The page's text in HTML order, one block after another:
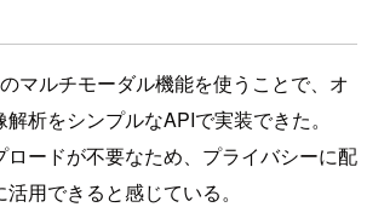
マルチモーダル機能を使うことで、オ
析をシンプルなAPIで実装できた。
ードが不要なため、プライバシーに配
用できると感じている。